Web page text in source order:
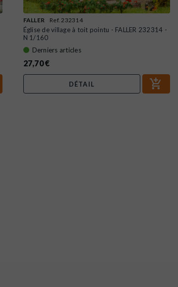
FALLER Ref. 232314
Église de village à toit pointu - FALLER 232314 -
N 1/160
Derniers articles
27,70 €
DÉTAIL